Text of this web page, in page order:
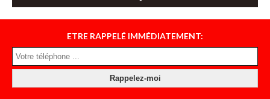
ETRE RAPPELÉ IMMÉDIATEMENT: